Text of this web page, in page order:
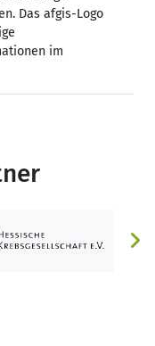
Das afgis-Logo
im